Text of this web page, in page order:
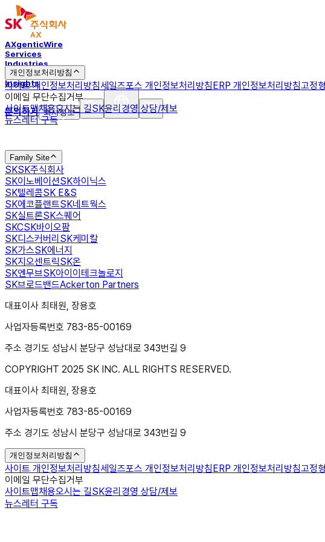
AXgenticWire
Services
Industries
Experiences
Insights
문의하기 회사정보
개인정보처리방침
사이트 개인정보처리방침세일즈포스 개인정보처리방침 ERP 개인정보처리방침고정
이메일 무단수집거부
사이트맵채용오시는 길SK윤리경영 상담/제보
뉴스레터 구독
Family Site
SKSK주식회사
SK이노베이션SK하이닉스
SK텔레콤SK E&S
SK에코플랜트SK네트웍스
SK실트론SK스퀘어
SKCSK바이오팜
SK디스커버리 SK케미칼
SK가스SK에너지
SK지오센트릭SK온
SK엔무브SK아이이테크놀로지
SK브로드밴드Ackerton Partners
대표이사 최태원, 장용호
사업자등록번호 783-85-00169
주소 경기도 성남시 분당구 성남대로 343번길 9
COPYRIGHT 2025 SK INC. ALL RIGHTS RESERVED.
대표이사 최태원, 장용호
사업자등록번호 783-85-00169
주소 경기도 성남시 분당구 성남대로 343번길 9
개인정보처리방침
사이트 개인정보처리방침세일즈포스 개인정보처리방침ERP 개인정보처리방침고정
이메일 무단수집거부
사이트맵채용오시는 길SK윤리경영 상담/제보
뉴스레터 구독